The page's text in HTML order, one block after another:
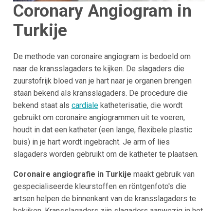
Coronary Angiogram in
Turkije
De methode van coronaire angiogram is bedoeld om
naar de kransslagaders te kijken. De slagaders die
zuurstofrijk bloed van je hart naar je organen brengen
staan bekend als kransslagaders. De procedure die
bekend staat als cardialekatheterisatie, die wordt
gebruikt om coronaire angiogrammen uit te voeren,
houdt in dat een katheter (een lange, flexibele plastic
buis) in je hart wordt ingebracht. Je arm of lies
slagaders worden gebruikt om de katheter te plaatsen.
Coronaire angiografie in Turkije maakt gebruik van
gespecialiseerde kleurstoffen en röntgenfoto's die
artsen helpen de binnenkant van de kransslagaders te